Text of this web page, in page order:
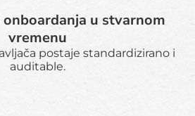
u stvarnom
vremenu
postaje standardizirano i
auditable.